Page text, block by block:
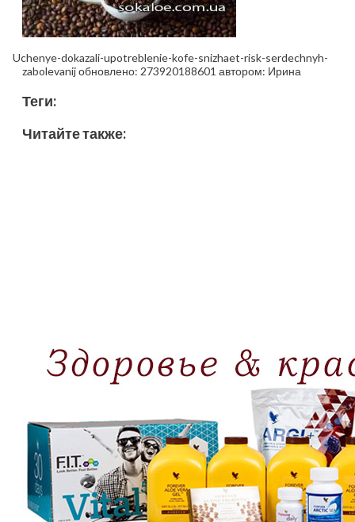
Uchenye-dokazali-upotreblenie-kofe-snizhaet-risk-serdechnyh-
zabolevanijобновлено: 273920188601 автором: Ирина
Теги:
Читайте также: